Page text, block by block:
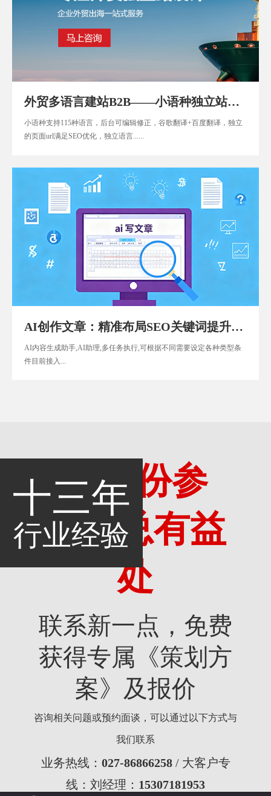
外贸多语言建站B2B——小语种独立站商城B2C
小语种支持115种语言，后台可编辑修正，谷歌翻译+百度翻译，独立
的页面url满足SEO优化，独立语言......
AI创作文章：精准布局SEO关键词提升网站权重
AI内容生成助手,AI助理,多任务执行,可根据不同需要设定各种类型条
件目前接入...
十三年
行业经验
多一份参
考，总有益
处
联系新一点，免费
获得专属《策划方
案》及报价
咨询相关问题或预约面谈，可以通过以下方式与
我们联系
业务热线： 027-86866258/ 大客户专
线：刘经理： 15307181953